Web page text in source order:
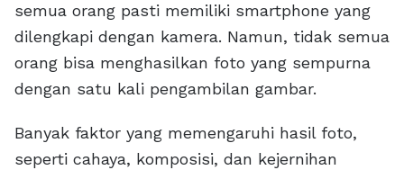
semua orang pasti memiliki smartphone yang
dilengkapi dengan kamera. Namun, tidak semua
orang bisa menghasilkan foto yang sempurna
dengan satu kali pengambilan gambar.
Banyak faktor yang memengaruhi hasil foto,
seperti cahaya, komposisi, dan kejernihan